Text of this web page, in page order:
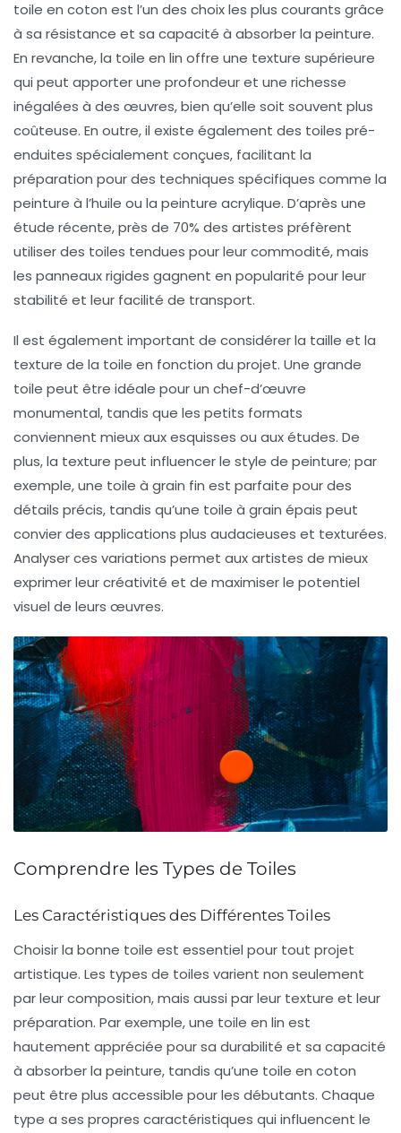
toile en coton est l’un des choix les plus courants grâce
à sa résistance et sa capacité à absorber la peinture.
En revanche, la toile en lin offre une texture supérieure
qui peut apporter une profondeur et une richesse
inégalées à des œuvres, bien qu’elle soit souvent plus
coûteuse. En outre, il existe également des toiles pré-
enduites spécialement conçues, facilitant la
préparation pour des techniques spécifiques comme la
peinture à l’huile ou la peinture acrylique. D’après une
étude récente, près de 70% des artistes préfèrent
utiliser des toiles tendues pour leur commodité, mais
les panneaux rigides gagnent en popularité pour leur
stabilité et leur facilité de transport.
Il est également important de considérer la taille et la
texture de la toile en fonction du projet. Une grande
toile peut être idéale pour un chef-d’œuvre
monumental, tandis que les petits formats
conviennent mieux aux esquisses ou aux études. De
plus, la texture peut influencer le style de peinture; par
exemple, une toile à grain fin est parfaite pour des
détails précis, tandis qu’une toile à grain épais peut
convier des applications plus audacieuses et texturées.
Analyser ces variations permet aux artistes de mieux
exprimer leur créativité et de maximiser le potentiel
visuel de leurs œuvres.
Comprendre les Types de Toiles
Les Caractéristiques des Différentes Toiles
Choisir la bonne toile est essentiel pour tout projet
artistique. Les types de toiles varient non seulement
par leur composition, mais aussi par leur texture et leur
préparation. Par exemple, une toile en lin est
hautement appréciée pour sa durabilité et sa capacité
à absorber la peinture, tandis qu’une toile en coton
peut être plus accessible pour les débutants. Chaque
type a ses propres caractéristiques qui influencent le